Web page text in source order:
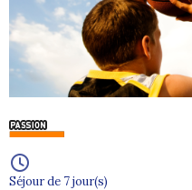
Séjour de 7 jour(s)